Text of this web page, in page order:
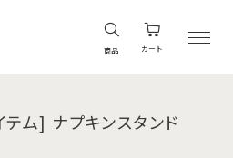
商品 カート
ム] ナプキンスタンド